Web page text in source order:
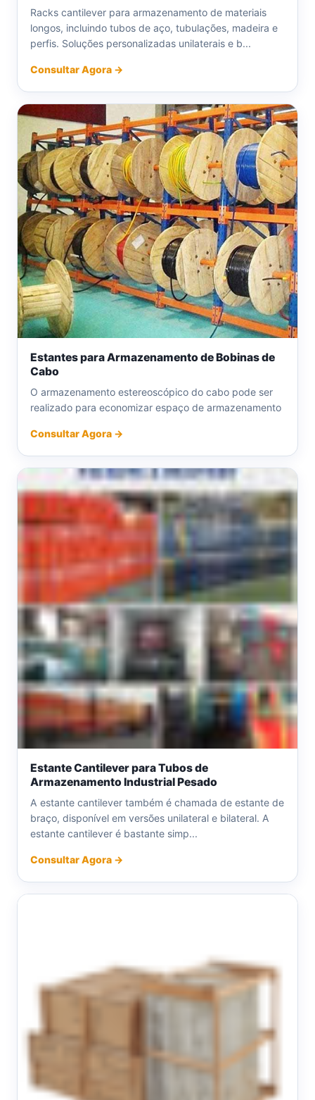
Racks cantilever para armazenamento de materiais
longos, incluindo tubos de aço, tubulações, madeira e
perfis. Soluções personalizadas unilaterais e b...
Consultar Agora →
Estantes para Armazenamento de Bobinas de
Cabo
O armazenamento estereoscópico do cabo pode ser
realizado para economizar espaço de armazenamento
Consultar Agora →
Estante Cantilever para Tubos de
Armazenamento Industrial Pesado
A estante cantilever também é chamada de estante de
braço, disponível em versões unilateral e bilateral. A
estante cantilever é bastante simp...
Consultar Agora →